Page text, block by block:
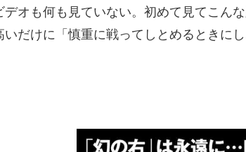
デオも何も見ていない。初めて見てこん
いだけに「慎重に戦ってしとめるときに